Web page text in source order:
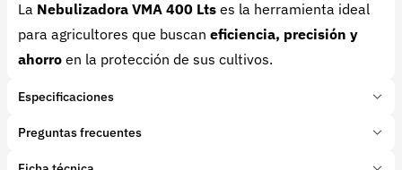
La Nebulizadora VMA 400 Lts es la herramienta ideal
para agricultores que buscan eficiencia, precisión y
ahorro en la protección de sus cultivos.
Especificaciones
Marca: VMA
Preguntas frecuentes